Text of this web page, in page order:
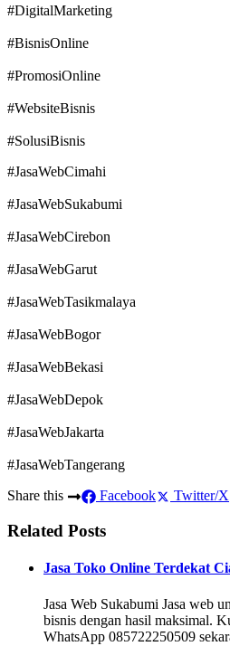
#DigitalMarketing
#BisnisOnline
#PromosiOnline
#WebsiteBisnis
#SolusiBisnis
#JasaWebCimahi
#JasaWebSukabumi
#JasaWebCirebon
#JasaWebGarut
#JasaWebTasikmalaya
#JasaWebBogor
#JasaWebBekasi
#JasaWebDepok
#JasaWebJakarta
#JasaWebTangerang
Share this
Facebook Twitter/X
Related Posts
Jasa Toko Online Terdekat
Jasa Web Sukabumi Jasa web
bisnis dengan hasil maksimal.
WhatsApp 085722250509